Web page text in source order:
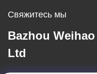
Свяжитесь мы
Bazhou
Ltd